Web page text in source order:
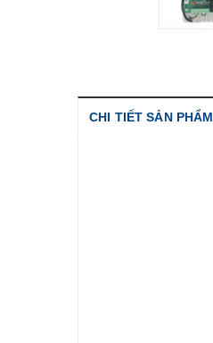
CHI TIẾT SẢN PHẨM